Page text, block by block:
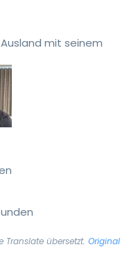
mit seinem
übersetzt. Original